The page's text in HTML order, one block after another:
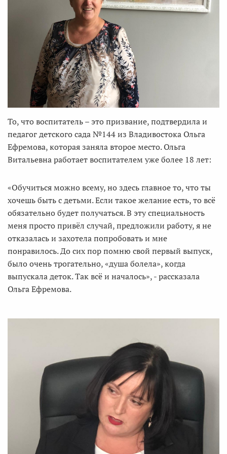
То, что воспитатель – это призвание, подтвердила и
педагог детского сада №144 из Владивостока Ольга
Ефремова, которая заняла второе место. Ольга
Витальевна работает воспитателем уже более 18 лет:
«Обучиться можно всему, но здесь главное то, что ты
хочешь быть с детьми. Если такое желание есть, то всё
обязательно будет получаться. В эту специальность
меня просто привёл случай, предложили работу, я не
отказалась и захотела попробовать и мне
понравилось. До сих пор помню свой первый выпуск,
было очень трогательно, «душа болела», когда
выпускала деток. Так всё и началось», - рассказала
Ольга Ефремова.